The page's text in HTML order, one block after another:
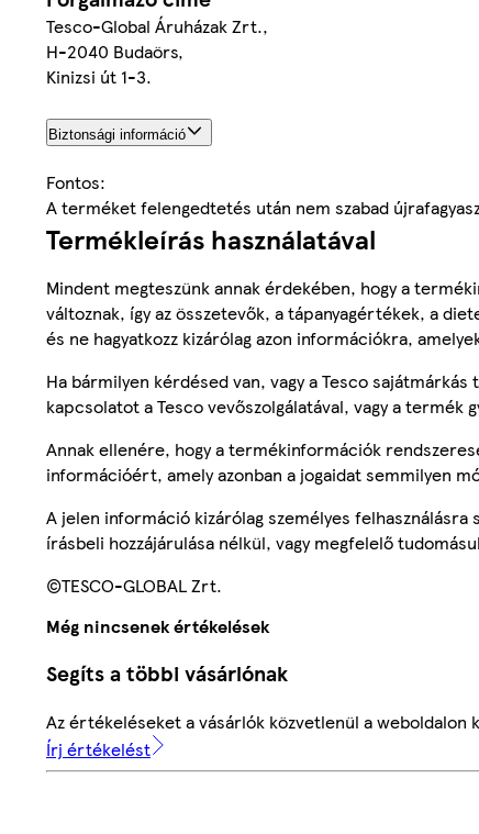
Tesco-Global Áruházak Zrt.,
H-2040 Budaörs,
Kinizsi út 1-3.
Biztonsági információ
Fontos:
A terméket felengedtetés után nem szabad
Termékleírás használatával
Mindent megteszünk annak érdekében, hogy a
változnak, így az összetevők, a tápanyagértékek, a
és ne hagyatkozz kizárólag azon információkra,
Ha bármilyen kérdésed van, vagy a Tesco
kapcsolatot a Tesco vevőszolgálatával, vagy a
Annak ellenére, hogy a termékinformációk
információért, amely azonban a jogaidat semmilyen
A jelen információ kizárólag személyes
írásbeli hozzájárulása nélkül, vagy megfelelő
©TESCO-GLOBAL Zrt.
Még nincsenek értékelések
Segíts a többi vásárlónak
Az értékeléseket a vásárlók közvetlenül a
Írj értékelést